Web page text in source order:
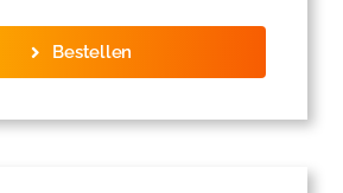
Bestellen